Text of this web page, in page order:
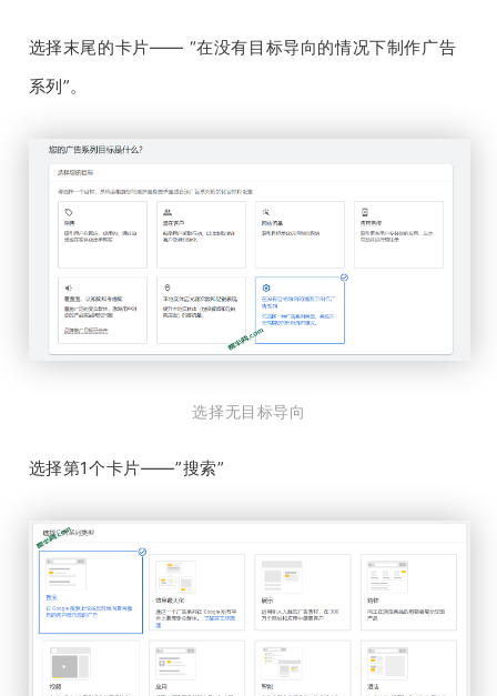
选择末尾的卡片—— “在没有目标导向的情况下制作广告
系列”。
选择无目标导向
选择第1个卡片——”搜索”